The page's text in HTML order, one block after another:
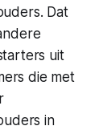
Dat
uit
die met
in